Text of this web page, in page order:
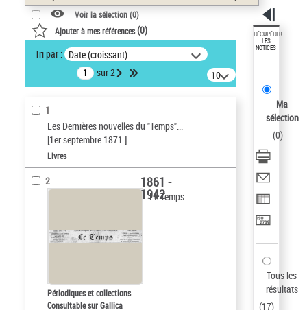
Voir la sélection (0)
Ajouter à mes références(0)
Tri par : Date (croissant)
sur 2
10
résultats/page
1
Les Dernières nouvelles du "Temps"...
[1er septembre 1871.]
Livres
2
Le Temps
1861 -
1942
Périodiques et collections
Consultable sur Gallica
RÉCUPÉRER
LES
NOTICES
Ma
sélection
(0)
Tous les
résultats
(17)